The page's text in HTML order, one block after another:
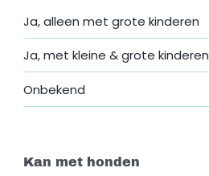
Ja, alleen met grote kinderen
Ja, met kleine & grote kinderen
Onbekend
Kan met honden